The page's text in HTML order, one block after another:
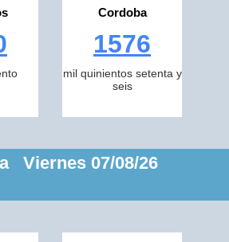
Cordoba
1576
mil quinientos setenta y
seis
Viernes 07/08/26